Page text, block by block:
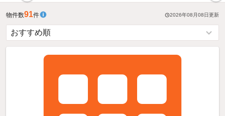
物件数91件 2026年08月08日更新